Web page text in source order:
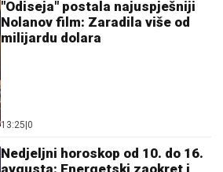
"Odiseja" postala najuspješniji
Nolanov film: Zaradila više od
milijardu dolara
13:25 0
Nedjeljni horoskop od 10. do 16.